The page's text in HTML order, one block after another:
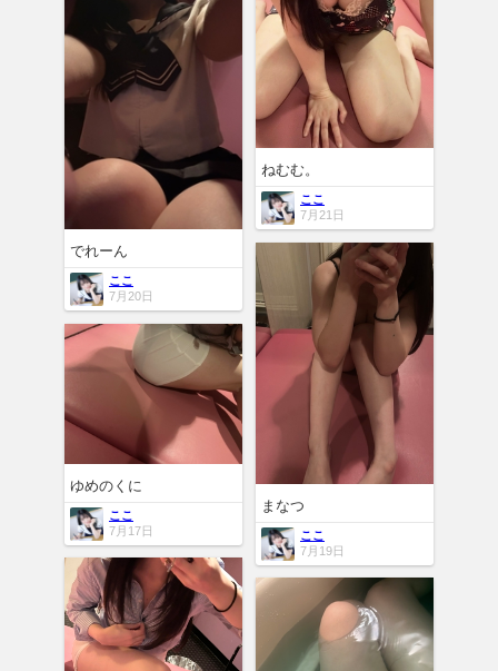
ねむむ。
ここ
7月21日
でれーん
ここ
7月20日
まなつ
ここ
7月19日
ゆめのくに
ここ
7月17日